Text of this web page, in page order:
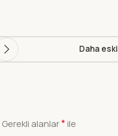
Daha eski
Gerekli alanlar*ile